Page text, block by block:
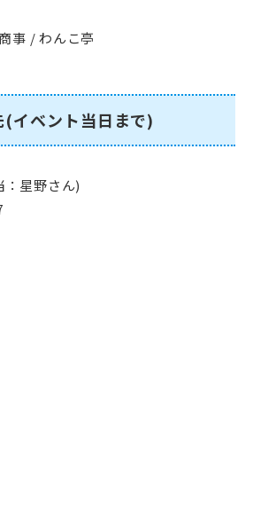
事 / わんこ亭
(イベント当日まで)
：星野さん)